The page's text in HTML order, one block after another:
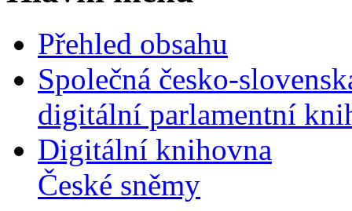
Přehled obsahu
Společná česko-
digitální parlamentní
Digitální knihovna
České sněmy